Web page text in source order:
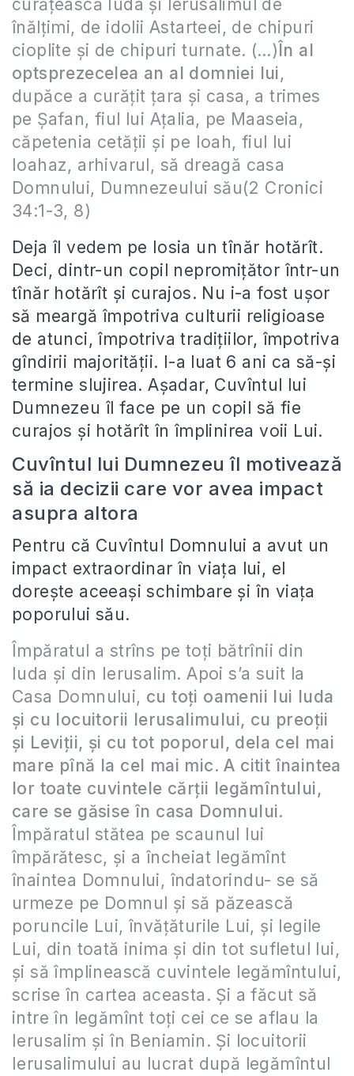
curăţească Iuda şi Ierusalimul de
înălţimi, de idolii Astarteei, de chipuri
cioplite şi de chipuri turnate. (…)În al
optsprezecelea an al domniei lui,
dupăce a curăţit ţara şi casa, a trimes
pe Şafan, fiul lui Aţalia, pe Maaseia,
căpetenia cetăţii şi pe Ioah, fiul lui
Ioahaz, arhivarul, să dreagă casa
Domnului, Dumnezeului său(2 Cronici
34:1-3, 8)
Deja îl vedem pe Iosia un tînăr hotărît.
Deci, dintr-un copil nepromițător într-un
tînăr hotărît și curajos. Nu i-a fost ușor
să meargă împotriva culturii religioase
de atunci, împotriva tradițiilor, împotriva
gîndirii majorității. I-a luat 6 ani ca să-și
termine slujirea. Așadar, Cuvîntul lui
Dumnezeu îl face pe un copil să fie
curajos și hotărît în împlinirea voii Lui.
Cuvîntul lui Dumnezeu îl motivează
să ia decizii care vor avea impact
asupra altora
Pentru că Cuvîntul Domnului a avut un
impact extraordinar în viața lui, el
dorește aceeași schimbare și în viața
poporului său.
Împăratul a strîns pe toţi bătrînii din
Iuda şi din Ierusalim. Apoi s’a suit la
Casa Domnului, cu toţi oamenii lui Iuda
şi cu locuitorii Ierusalimului, cu preoţii
şi Leviţii, şi cu tot poporul, dela cel mai
mare pînă la cel mai mic.A citit înaintea
lor toate cuvintele cărţii legămîntului,
care se găsise în casa Domnului.
Împăratul stătea pe scaunul lui
împărătesc, şi a încheiat legămînt
înaintea Domnului, îndatorindu- se să
urmeze pe Domnul şi să păzească
poruncile Lui, învăţăturile Lui, şi legile
Lui, din toată inima şi din tot sufletul lui,
şi să împlinească cuvintele legămîntului,
scrise în cartea aceasta. Şi a făcut să
intre în legămînt toţi cei ce se aflau la
Ierusalim şi în Beniamin. Şi locuitorii
Ierusalimului au lucrat după legămîntul